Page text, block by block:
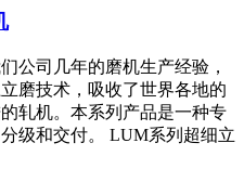
公司几年的磨机生产经验，
磨技术，吸收了世界各地的
轧机。本系列产品是一种专
级和交付。 LUM系列超细立